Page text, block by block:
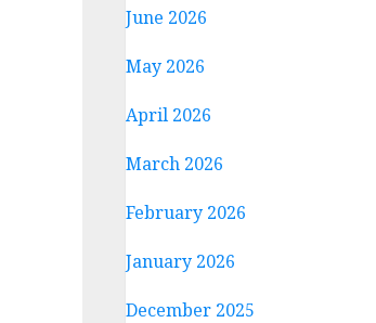
June 2026
May 2026
April 2026
March 2026
February 2026
January 2026
December 2025